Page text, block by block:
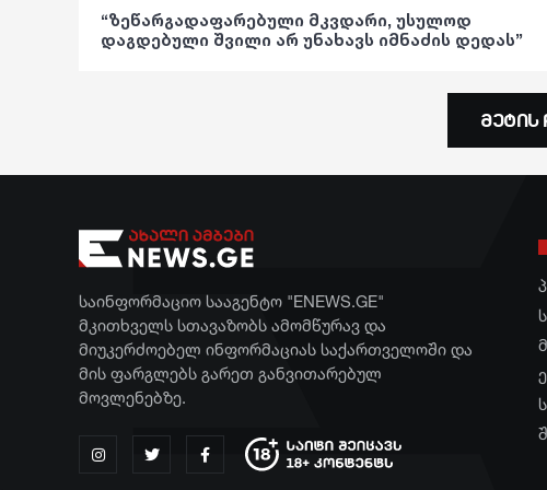
კულინარია
ასტროლოგია
სოც. მედია
სპორტი
რჩევები
ინტერვიუ
შოუბიზნესი
მედიცინა
კულინარია
ასტროლოგია
ფრაზები
ვიდეო
ჯანდაცვა
კულტურა
გართობა
რეგიონი
სოც. მედია
სპორტი
“ზეწარგადაფარებული მკვდარი, უსულოდ
დაგდებული შვილი არ უნახავს იმნაძის დედას”
მეტის
საინფორმაციო სააგენტო "ENEWS.GE"
მკითხველს სთავაზობს ამომწურავ და
მიუკერძოებელ ინფორმაციას საქართველოში და
მის ფარგლებს გარეთ განვითარებულ
მოვლენებზე.